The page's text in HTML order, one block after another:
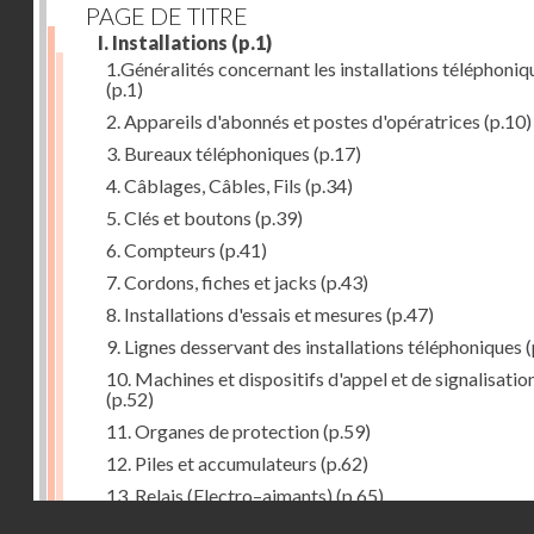
PAGE DE TITRE
I. Installations (p.1)
1.Généralités concernant les installations
(p.1)
2. Appareils d'abonnés et postes d'opératrices (p.10)
3. Bureaux téléphoniques (p.17)
4. Câblages, Câbles, Fils (p.34)
5. Clés et boutons (p.39)
6. Compteurs (p.41)
7. Cordons, fiches et jacks (p.43)
8. Installations d'essais et mesures (p.47)
9. Lignes desservant des installations téléphoniques
10. Machines et dispositifs d'appel et de
(p.52)
11. Organes de protection(p.59)
12. Piles et accumulateurs (p.62)
13. Relais (Electro–aimants) (p.65)